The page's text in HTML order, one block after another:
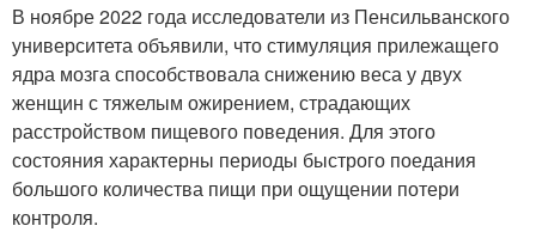
В ноябре 2022 года исследователи из Пенсильванского
университета объявили, что стимуляция прилежащего
ядра мозга способствовала снижению веса у двух
женщин с тяжелым ожирением, страдающих
расстройством пищевого поведения. Для этого
состояния характерны периоды быстрого поедания
большого количества пищи при ощущении потери
контроля.